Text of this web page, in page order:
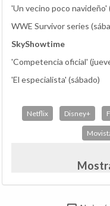
'Un vecino poco navideño'
WWE Survivor series
SkyShowtime
'Competencia oficial'
'El especialista' (sábado)
Netflix Disney+